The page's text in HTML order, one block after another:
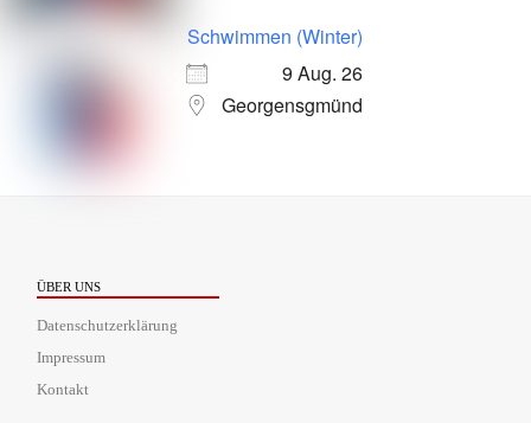
Schwimmen (Winter)
9 Aug. 26
Georgensgmünd
ÜBER UNS
Datenschutzerklärung
Impressum
Kontakt